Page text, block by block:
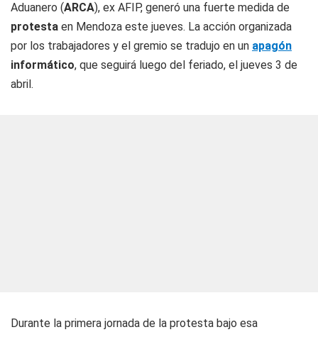
Aduanero (ARCA), ex AFIP, generó una fuerte medida de
protesta en Mendoza este jueves. La acción organizada
por los trabajadores y el gremio se tradujo en un apagón
informático, que seguirá luego del feriado, el jueves 3 de
abril.
Durante la primera jornada de la protesta bajo esa